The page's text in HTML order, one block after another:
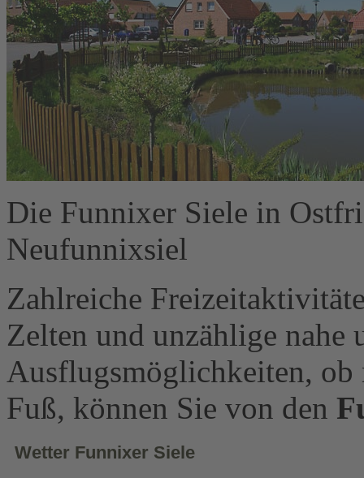
Die Funnixer Siele in
Neufunnixsiel
Zahlreiche
Zelten und unzählige nahe
Ausflugsmöglichkeiten,
Fuß, können Sie von den
Wetter Funnixer Siele